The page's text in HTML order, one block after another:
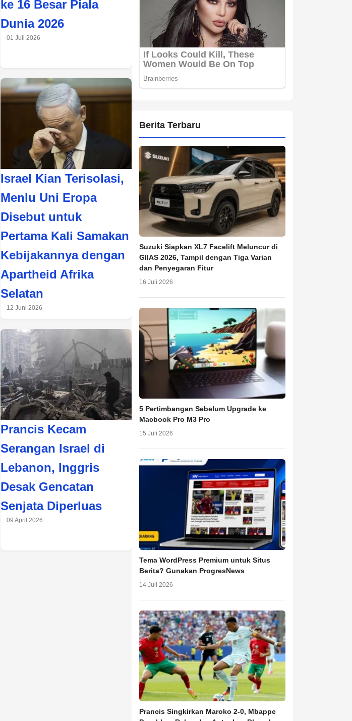
ke 16 Besar Piala
Dunia 2026
01 Juli 2026
Israel Kian Terisolasi,
Menlu Uni Eropa
Disebut untuk
Pertama Kali Samakan
Kebijakannya dengan
Apartheid Afrika
Selatan
12 Juni 2026
Prancis Kecam
Serangan Israel di
Lebanon, Inggris
Desak Gencatan
Senjata Diperluas
09 April 2026
Berita Terbaru
Suzuki Siapkan XL7 Facelift Meluncur di
GIIAS 2026, Tampil dengan Tiga Varian
dan Penyegaran Fitur
16 Juli 2026
5 Pertimbangan Sebelum Upgrade ke
Macbook Pro M3 Pro
15 Juli 2026
Tema WordPress Premium untuk Situs
Berita? Gunakan ProgresNews
14 Juli 2026
Prancis Singkirkan Maroko 2-0, Mbappe